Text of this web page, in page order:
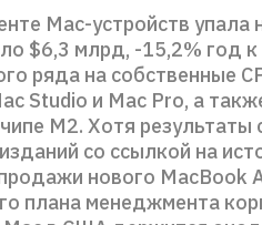
Mac-устройств
$6,3 млрд, -15,2% год
ряда на собственные
Studio и Mac Pro, а
M2. Хотя результаты
со ссылкой на
нового MacBook
плана менеджмента